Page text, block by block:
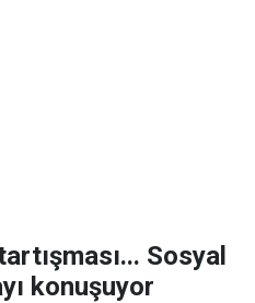
Sosyal
konuşuyor